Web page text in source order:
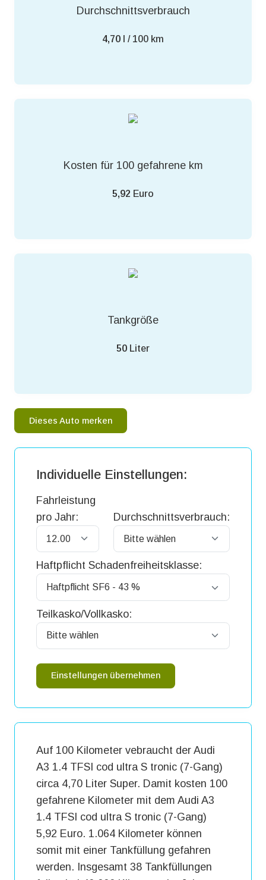
Durchschnittsverbrauch
4,70 l / 100 km
Kosten für 100 gefahrene km
5,92 Euro
Tankgröße
50 Liter
Dieses Auto merken
Individuelle Einstellungen:
Fahrleistung
pro Jahr:
Durchschnittsverbrauch:
Haftpflicht Schadenfreiheitsklasse:
Teilkasko/Vollkasko:
Einstellungen übernehmen
Auf 100 Kilometer vebraucht der Audi
A3 1.4 TFSI cod ultra S tronic (7-Gang)
circa 4,70 Liter Super. Damit kosten 100
gefahrene Kilometer mit dem Audi A3
1.4 TFSI cod ultra S tronic (7-Gang)
5,92 Euro. 1.064 Kilometer können
somit mit einer Tankfüllung gefahren
werden. Insgesamt 38 Tankfüllungen